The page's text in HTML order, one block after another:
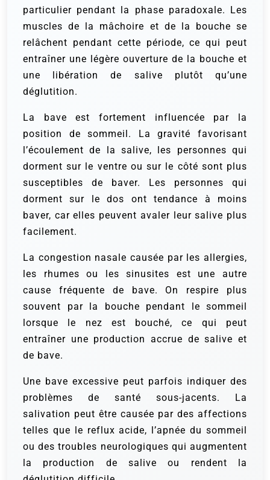
particulier pendant la phase paradoxale. Les
muscles de la mâchoire et de la bouche se
relâchent pendant cette période, ce qui peut
entraîner une légère ouverture de la bouche et
une libération de salive plutôt qu’une
déglutition.
La bave est fortement influencée par la
position de sommeil. La gravité favorisant
l’écoulement de la salive, les personnes qui
dorment sur le ventre ou sur le côté sont plus
susceptibles de baver. Les personnes qui
dorment sur le dos ont tendance à moins
baver, car elles peuvent avaler leur salive plus
facilement.
La congestion nasale causée par les allergies,
les rhumes ou les sinusites est une autre
cause fréquente de bave. On respire plus
souvent par la bouche pendant le sommeil
lorsque le nez est bouché, ce qui peut
entraîner une production accrue de salive et
de bave.
Une bave excessive peut parfois indiquer des
problèmes de santé sous-jacents. La
salivation peut être causée par des affections
telles que le reflux acide, l’apnée du sommeil
ou des troubles neurologiques qui augmentent
la production de salive ou rendent la